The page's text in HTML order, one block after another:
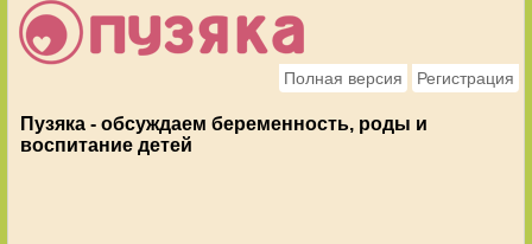
Полная версия Регистрация
Пузяка - обсуждаем беременность, роды и
воспитание детей